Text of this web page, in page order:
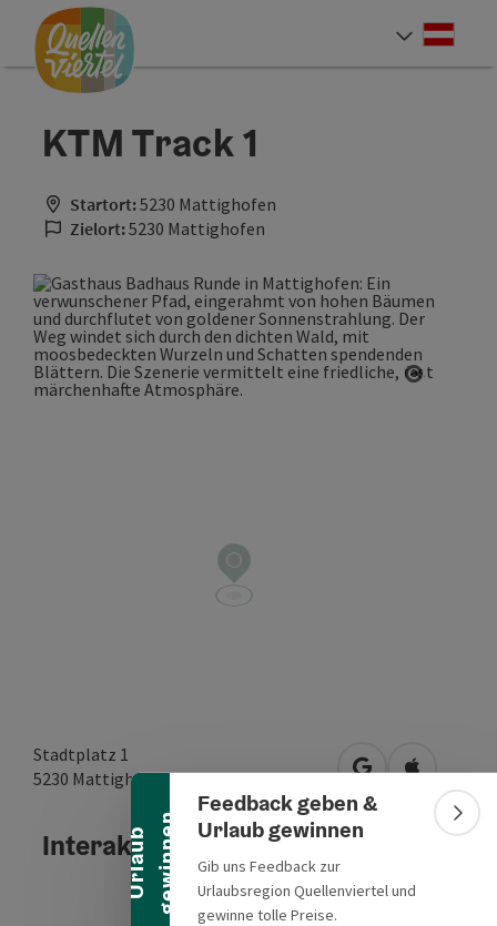
Zum Inhalt
Zur Navigation
Zum Seitenanfang
U
r
l
a
u
b
g
e
w
i
n
n
e n
Banner einklappen
Feedback geben &
Urlaub gewinnen
Gib uns Feedback zur
Urlaubsregion Quellenviertel und
gewinne tolle Preise.
KTM Track 1
Startort:5230 Mattighofen
Zielort:5230 Mattighofen
Stadtplatz 1
5230 Mattighofen in Google Maps
in Apple
Interaktives Höhenprofil